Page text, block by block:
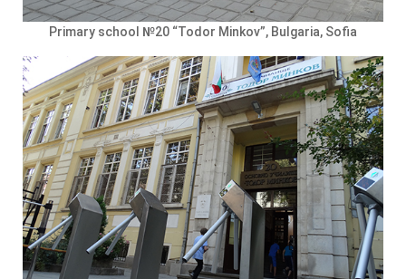
Primary school №20 “Todor Minkov”, Bulgaria, Sofia